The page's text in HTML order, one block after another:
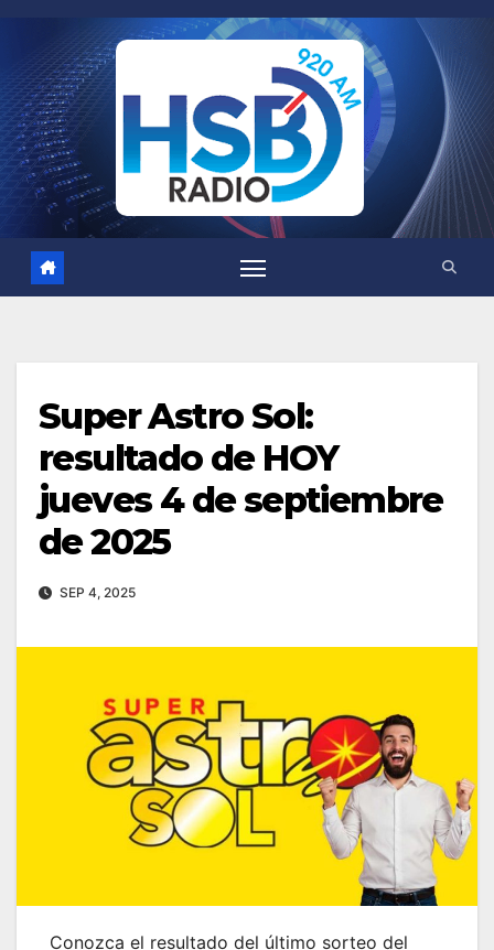
contenido
Super Astro Sol:
resultado de HOY
jueves 4 de septiembre
de 2025
SEP 4, 2025
Conozca el resultado del último sorteo del